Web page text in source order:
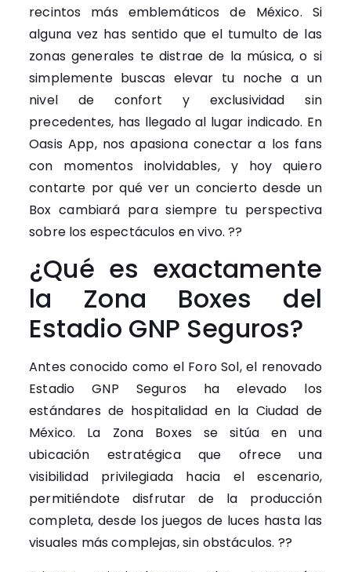
recintos más emblemáticos de México. Si
alguna vez has sentido que el tumulto de las
zonas generales te distrae de la música, o si
simplemente buscas elevar tu noche a un
nivel de confort y exclusividad sin
precedentes, has llegado al lugar indicado. En
Oasis App, nos apasiona conectar a los fans
con momentos inolvidables, y hoy quiero
contarte por qué ver un concierto desde un
Box cambiará para siempre tu perspectiva
sobre los espectáculos en vivo. ??
¿Qué es exactamente
la Zona Boxes del
Estadio GNP Seguros?
Antes conocido como el Foro Sol, el renovado
Estadio GNP Seguros ha elevado los
estándares de hospitalidad en la Ciudad de
México. La Zona Boxes se sitúa en una
ubicación estratégica que ofrece una
visibilidad privilegiada hacia el escenario,
permitiéndote disfrutar de la producción
completa, desde los juegos de luces hasta las
visuales más complejas, sin obstáculos. ??